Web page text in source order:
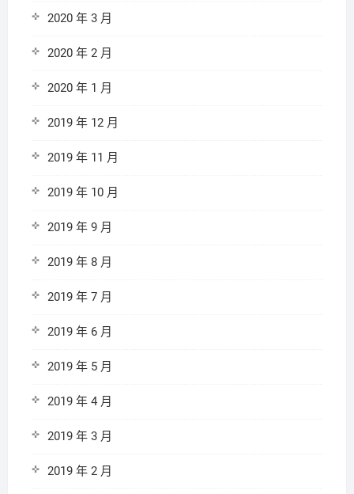
2020 年 3 月
2020 年 2 月
2020 年 1 月
2019 年 12 月
2019 年 11 月
2019 年 10 月
2019 年 9 月
2019 年 8 月
2019 年 7 月
2019 年 6 月
2019 年 5 月
2019 年 4 月
2019 年 3 月
2019 年 2 月